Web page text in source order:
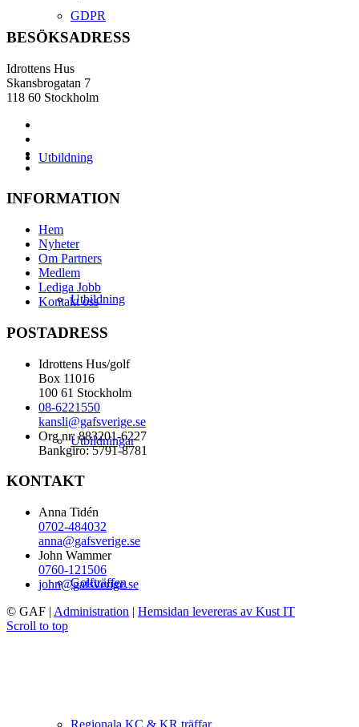
GDPR
Utbildning
Utbildning
Utbildningar
Golfträffen
Regionala KC & KR träffar
BESÖKSADRESS
Idrottens Hus
Skansbrogatan 7
118 60 Stockholm
INFORMATION
Hem
Nyheter
Om Partners
Medlem
Lediga Jobb
Kontakt oss
POSTADRESS
Idrottens Hus/golf
Box 11016
100 61 Stockholm
08-6221550
kansli@gafsverige.se
Org nr: 883201-6227
Bankgiro: 5791-8781
KONTAKT
Anna Tidén
0702-484032
anna@gafsverige.se
John Wammer
0760-121506
john@gafsverige.se
© GAF | Administration | Hemsidan levereras av Kust IT
Scroll to top